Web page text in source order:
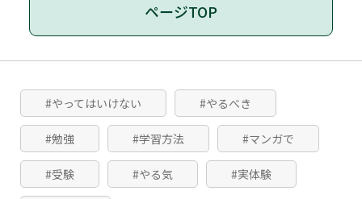
ページTOP
#やってはいけない #やるべき
#勉強 #学習方法 #マンガで
#受験 #やる気 #実体験